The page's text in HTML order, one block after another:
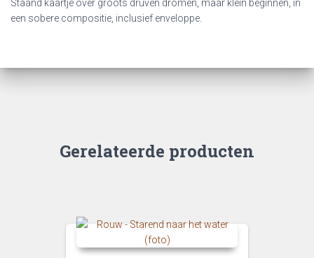
Staand kaartje over groots druven dromen, maar klein beginnen, in
een sobere compositie, inclusief enveloppe.
Gerelateerde producten